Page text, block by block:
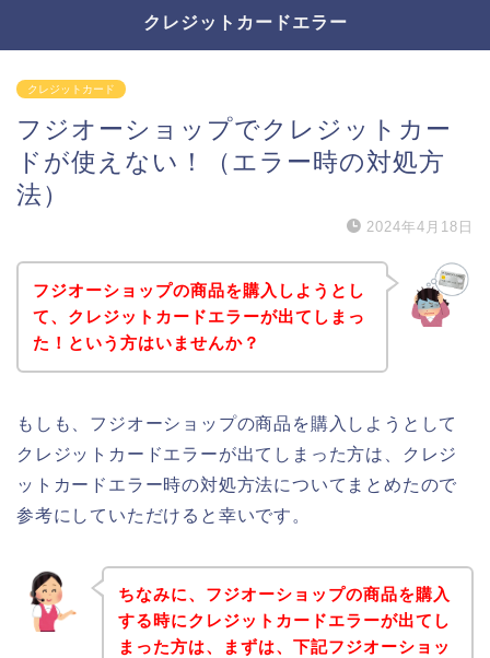
クレジットカードエラー
クレジットカード
フジオーショップでクレジットカー
ドが使えない！（エラー時の対処方
法）
2024年4月18日
フジオーショップの商品を購入しようとし
て、クレジットカードエラーが出てしまっ
た！という方はいませんか？
もしも、フジオーショップの商品を購入しようとして
クレジットカードエラーが出てしまった方は、クレジ
ットカードエラー時の対処方法についてまとめたので
参考にしていただけると幸いです。
ちなみに、フジオーショップの商品を購入
する時にクレジットカードエラーが出てし
まった方は、まずは、下記フジオーショッ